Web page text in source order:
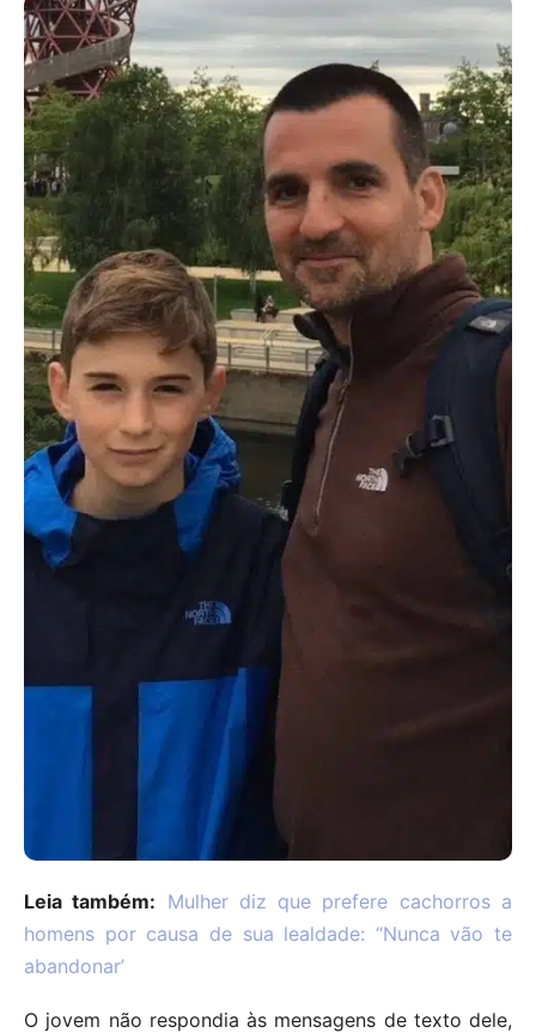
Leia também: Mulher diz que prefere cachorros a
homens por causa de sua lealdade: “Nunca vão te
abandonar’
O jovem não respondia às mensagens de texto dele,